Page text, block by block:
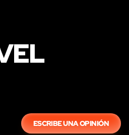
ESCRIBE UNA OPINIÓN